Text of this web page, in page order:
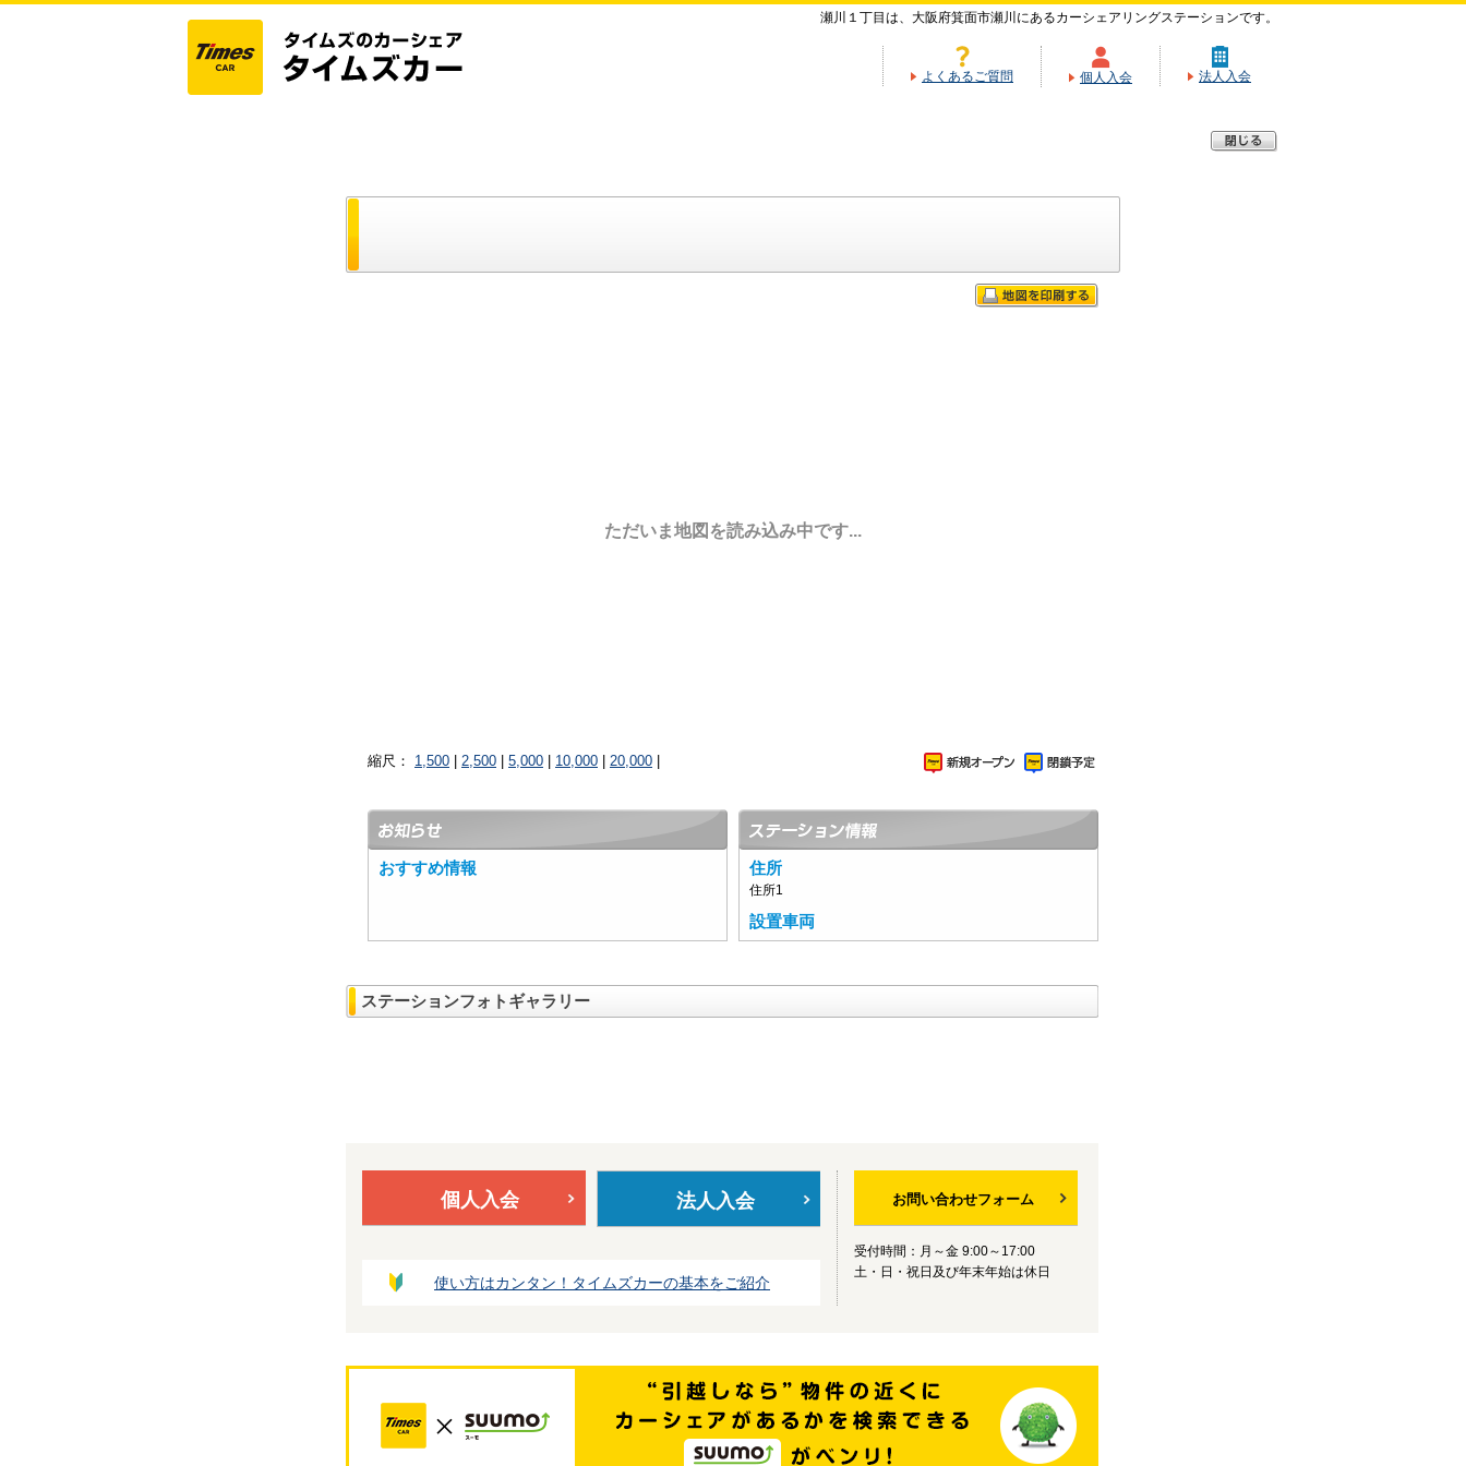
瀬川１丁目は、大阪府箕面市瀬川にあるカーシェアリングステーションです。
よくあるご質問 個人入会 法人入会
ただいま地図を読み込み中です...
縮尺： 1,500 2,500 5,000 10,000 20,000
おすすめ情報 住所
住所1
設置車両
ステーションフォトギャラリー
個人入会 法人入会
使い方はカンタン！タイムズカーの基本をご紹介
お問い合わせフォーム
受付時間：月～金 9:00～17:00
土・日・祝日及び年末年始は休日